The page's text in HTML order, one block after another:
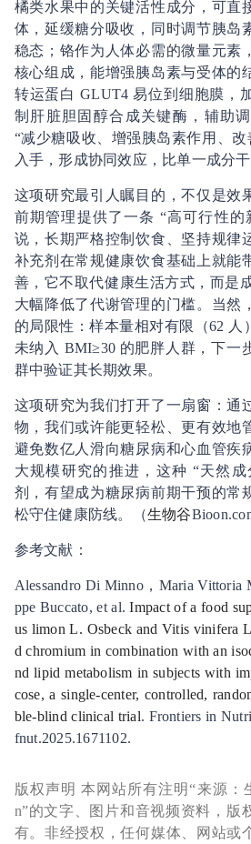
橘类水果中的关键活性成分，可直
体，延缓糖分吸收，同时调节胰岛
稳态；铬作为人体必需的微量元素
核心组成，能增强胰岛素与受体的
转运蛋白 GLUT4 易位到细胞膜，
制肝脏胆固醇合成关键酶，辅助
“减少糖吸收、增强胰岛素作用、
入手，形成协同效应，比单一成分干
这项研究最引人瞩目的，不仅是效
前期管理提供了一条 “高可行性的
说，长期严格控制饮食、坚持规律
补充剂在常规健康饮食基础上就能
善，它不取代健康生活方式，而是
大幅降低了代谢管理的门槛。当然
的局限性：样本量相对有限（62 人
未纳入 BMI≥30 的肥胖人群，下一
群中验证其长期效果。
这项研究为我们打开了一扇窗：通
物，我们或许能更轻松、更有效地
避免数亿人滑向糖尿病和心血管疾
大规模研究的推进，这种 “天然
剂，有望成为糖尿病前期干预的常
松守住健康防线。（生物谷
参考文献：
Alessandro Di Minno，Maria Vittoria
ppe Buccato, et al.Impact of a food
us limon L. Osbeck and Vitis vinifera
d chromium in combination with an
nd lipid metabolism in subjects with
cose, a single-center, controlled,
ble-blind clinical trial. Frontiers in
fnut.2025.1671102.
版权声明 本网站所有注明“来源：
n”的文字、图片和音视频资料，版
有。非经授权，任何媒体、网站或